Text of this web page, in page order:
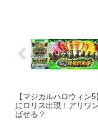
【マジカルハロウィン
にロリス出現！アリワ
ばせる？